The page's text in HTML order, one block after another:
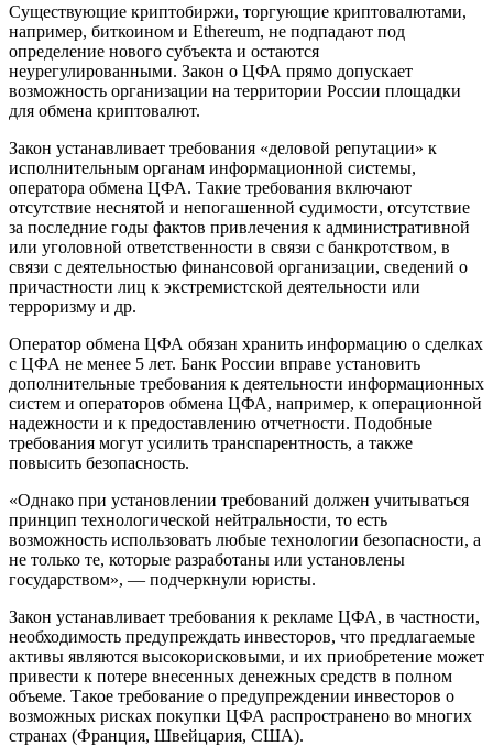
Существующие криптобиржи, торгующие криптовалютами,
например, биткоином и Ethereum, не подпадают под
определение нового субъекта и остаются
неурегулированными. Закон о ЦФА прямо допускает
возможность организации на территории России площадки
для обмена криптовалют.
Закон устанавливает требования «деловой репутации» к
исполнительным органам информационной системы,
оператора обмена ЦФА. Такие требования включают
отсутствие неснятой и непогашенной судимости, отсутствие
за последние годы фактов привлечения к административной
или уголовной ответственности в связи с банкротством, в
связи с деятельностью финансовой организации, сведений о
причастности лиц к экстремистской деятельности или
терроризму и др.
Оператор обмена ЦФА обязан хранить информацию о сделках
с ЦФА не менее 5 лет. Банк России вправе установить
дополнительные требования к деятельности информационных
систем и операторов обмена ЦФА, например, к операционной
надежности и к предоставлению отчетности. Подобные
требования могут усилить транспарентность, а также
повысить безопасность.
«Однако при установлении требований должен учитываться
принцип технологической нейтральности, то есть
возможность использовать любые технологии безопасности, а
не только те, которые разработаны или установлены
государством», — подчеркнули юристы.
Закон устанавливает требования к рекламе ЦФА, в частности,
необходимость предупреждать инвесторов, что предлагаемые
активы являются высокорисковыми, и их приобретение может
привести к потере внесенных денежных средств в полном
объеме. Такое требование о предупреждении инвесторов о
возможных рисках покупки ЦФА распространено во многих
странах (Франция, Швейцария, США).